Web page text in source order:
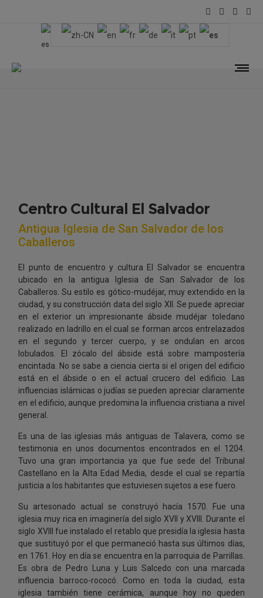
Centro Cultural El Salvador
Antigua Iglesia de San Salvador de los
Caballeros
El punto de encuentro y cultura El Salvador se encuentra
ubicado en la antigua Iglesia de San Salvador de los
Caballeros. Su estilo es gótico-mudéjar, muy extendido en la
ciudad, y su construcción data del siglo XII. Se puede apreciar
en el exterior un impresionante ábside mudéjar toledano
realizado en ladrillo en el cual se forman arcos entrelazados
en el segundo y tercer cuerpo, y se ondulan en arcos
lobulados. El zócalo del ábside está sobre mampostería
encintada. No se sabe a ciencia cierta si el origen del edificio
está en el ábside o en el actual crucero del edificio. Las
influencias islámicas o judías se pueden apreciar claramente
en el edificio, aunque predomina la influencia cristiana a nivel
general.
Es una de las iglesias más antiguas de Talavera, como se
testimonia en unos documentos encontrados en el 1204.
Tuvo una gran importancia ya que fue sede del Tribunal
Castellano en la Alta Edad Media, desde el cual se repartía
justicia a los habitantes que estuviesen sujetos a ese fuero.
Su artesonado actual se construyó hacía 1570. Fue una
iglesia muy rica en imaginería del siglo XVII y XVIII. Durante el
siglo XVIII fue instalado el retablo que presidía la iglesia hasta
que sustituyó por el que permaneció hasta sus últimos días,
en 1761. Hoy en día se encuentra en la parroquia de Parrillas.
Es obra de Pedro Luna y Luis Salcedo con una marcada
influencia barroco-rococó. Como en toda la ciudad, esta
iglesia también tiene cerámica, aunque hoy no queden